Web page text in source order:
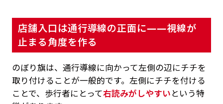
店舗入口は通行導線の正面に——視線が
止まる角度を作る
のぼり旗は、通行導線に向かって左側の辺にチチを
取り付けることが一般的です。左側にチチを付ける
ことで、歩行者にとって右読みがしやすいという特